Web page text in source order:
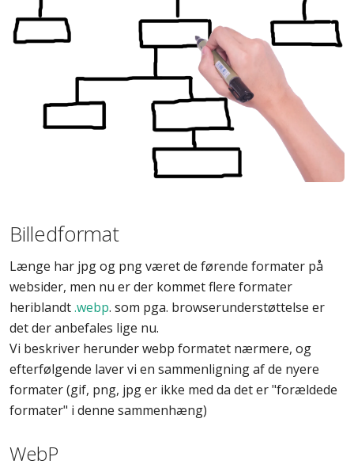
Billedformat
Længe har jpg og png været de førende formater på
websider, men nu er der kommet flere formater
heriblandt.webp. som pga. browserunderstøttelse er
det der anbefales lige nu.
Vi beskriver herunder webp formatet nærmere, og
efterfølgende laver vi en sammenligning af de nyere
formater (gif, png, jpg er ikke med da det er "forældede
formater" i denne sammenhæng)
WebP